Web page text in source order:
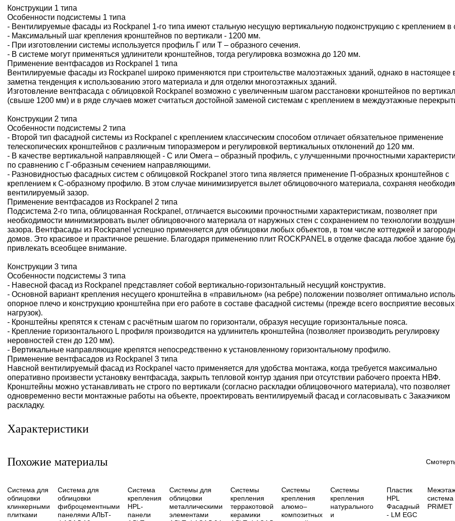
Конструкции 1 типа
Особенности подсистемы 1 типа
- Вентилируемые фасады из Rockpanel 1-го типа имеют стальную несущую вертикальную подконструкцию с креплением в
- Максимальный шаг крепления кронштейнов по вертикали - 1200 мм.
- При изготовлении системы используется профиль Г или T – образного сечения.
- В системе могут применяться удлинители кронштейнов, тогда регулировка возможна до 120 мм.
Применение вентфасадов из Rockpanel 1 типа
Вентилируемые фасады из Rockpanel широко применяются при строительстве малоэтажных зданий, однако в настоящее
заметна тенденция к использованию этого материала и для отделки многоэтажных зданий.
Изготовление вентфасада с облицовкой Rockpanel возможно с увеличенным шагом расстановки кронштейнов по
(свыше 1200 мм) и в ряде случаев может считаться достойной заменой системам с креплением в междуэтажные
Конструкции 2 типа
Особенности подсистемы 2 типа
- Второй тип фасадной системы из Rockpanel с креплением классическим способом отличает обязательное применение
телескопических кронштейнов с различным типоразмером и регулировкой вертикальных отклонений до 120 мм.
- В качестве вертикальной направляющей - С или Омега – образный профиль, с улучшенными прочностными
по сравнению с Г-образным сечением направляющими.
- Разновидностью фасадных систем с облицовкой Rockpanel этого типа является применение П-образных кронштейнов с
креплением к С-образному профилю. В этом случае минимизируется вылет облицовочного материала, сохраняя
вентилируемый зазор.
Применение вентфасадов из Rockpanel 2 типа
Подсистема 2-го типа, облицованная Rockpanel, отличается высокими прочностными характеристикам, позволяет при
необходимости минимизировать вылет облицовочного материала от наружных стен с сохранением по технологии
зазора. Вентфасады из Rockpanel успешно применяется для облицовки любых объектов, в том числе коттеджей и
домов. Это красивое и практичное решение. Благодаря применению плит ROCKPANEL в отделке фасада любое здание
привлекать всеобщее внимание.
Конструкции 3 типа
Особенности подсистемы 3 типа
- Навесной фасад из Rockpanel представляет собой вертикально-горизонтальный несущий конструктив.
- Основной вариант крепления несущего кронштейна в «правильном» (на ребре) положении позволяет оптимально
опорное плечо и конструкцию кронштейна при его работе в составе фасадной системы (прежде всего восприятие весовых
нагрузок).
- Кронштейны крепятся к стенам с расчётным шагом по горизонтали, образуя несущие горизонтальные пояса.
- Крепление горизонтального L профиля производится на удлинитель кронштейна (позволяет производить регулировку
неровностей стен до 120 мм).
- Вертикальные направляющие крепятся непосредственно к установленному горизонтальному профилю.
Применение вентфасадов из Rockpanel 3 типа
Навсной вентилируемый фасад из Rockpanel часто применяется для удобства монтажа, когда требуется максимально
оперативно произвести установку вентфасада, закрыть тепловой контур здания при отсутствии рабочего проекта НВФ.
Кронштейны можно устанавливать не строго по вертикали (согласно раскладки облицовочного материала), что позволяет
одновременно вести монтажные работы на объекте, проектировать вентилируемый фасад и согласовывать с Заказчиком
раскладку.
Характеристики
Похожие материалы
Система для
облицовки
клинкерными
плитками
Система для
облицовки
фиброцементными
панелями АЛЬТ-
Система
крепления
HPL-
панели
Системы для
облицовки
металлическими
элементами
Системы
крепления
терракотовой
керамики
Cистемы
крепления
алюмо–
композитных
Системы
крепления
натурального
и
Пластик
HPL
Фасадный
- LM EGC
система
PRiMET